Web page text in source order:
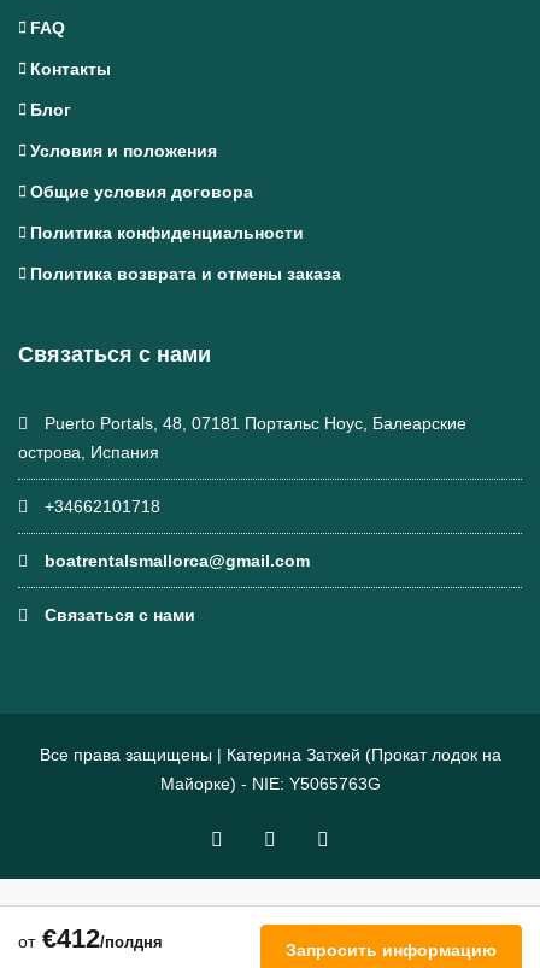
от€412/полдня Запросить информацию
FAQ
Контакты
Блог
Условия и положения
Общие условия договора
Политика конфиденциальности
Политика возврата и отмены заказа
Связаться с нами
Puerto Portals, 48, 07181 Портальс Ноус, Балеарские
острова, Испания
+34662101718
boatrentalsmallorca@gmail.com
Связаться с нами
Все права защищены | Катерина Затхей (Прокат лодок на
Майорке) - NIE: Y5065763G